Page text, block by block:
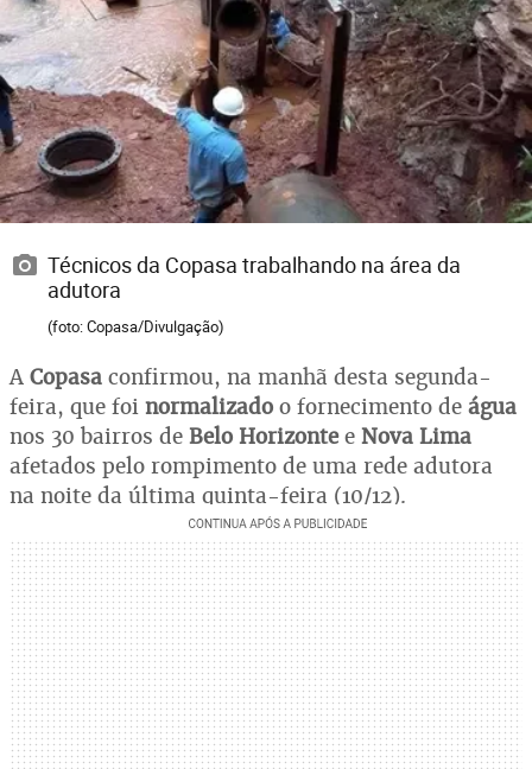
Técnicos da Copasa trabalhando na área da
adutora
(foto: Copasa/Divulgação)
A Copasa confirmou, na manhã desta segunda-
feira, que foi normalizado o fornecimento de água
nos 30 bairros de Belo Horizontee Nova Lima
afetados pelo rompimento de uma rede adutora
na noite da última quinta-feira (10/12).